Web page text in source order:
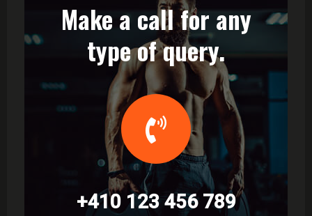
Make a call for any
type of query.
+410 123 456 789